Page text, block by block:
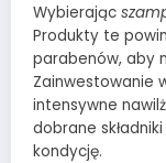
Wybierając
Produkty te
parabenów, aby
Zainwestowanie
intensywne
dobrane
kondycję.